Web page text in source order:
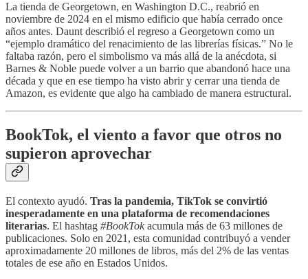
La tienda de Georgetown, en Washington D.C., reabrió en
noviembre de 2024 en el mismo edificio que había cerrado once
años antes. Daunt describió el regreso a Georgetown como un
“ejemplo dramático del renacimiento de las librerías físicas.” No le
faltaba razón, pero el simbolismo va más allá de la anécdota, si
Barnes & Noble puede volver a un barrio que abandonó hace una
década y que en ese tiempo ha visto abrir y cerrar una tienda de
Amazon, es evidente que algo ha cambiado de manera estructural.
BookTok, el viento a favor que otros no
supieron aprovechar
El contexto ayudó. Tras la pandemia, TikTok se convirtió
inesperadamente en una plataforma de recomendaciones
literarias. El hashtag #BookTokacumula más de 63 millones de
publicaciones. Solo en 2021, esta comunidad contribuyó a vender
aproximadamente 20 millones de libros, más del 2% de las ventas
totales de ese año en Estados Unidos.